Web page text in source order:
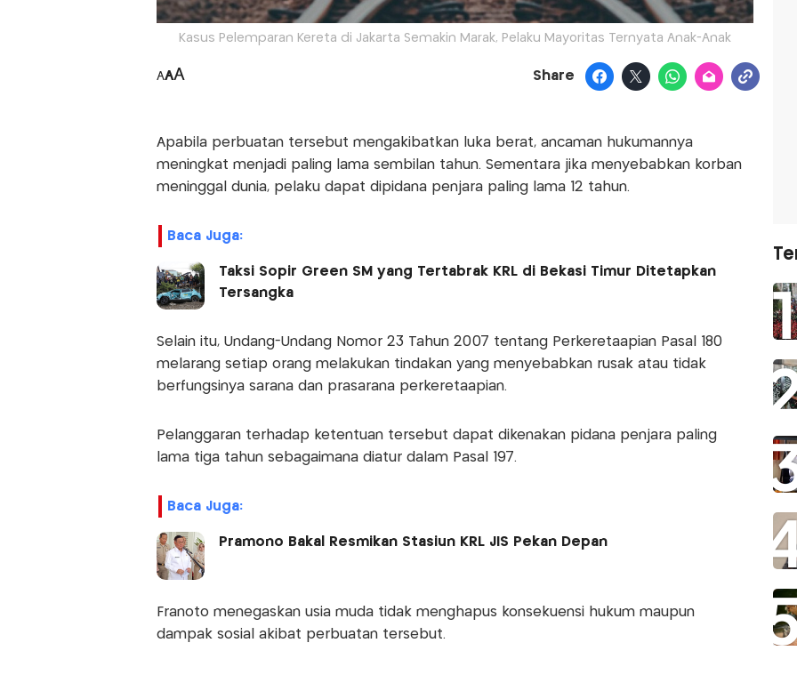
Kasus Pelemparan Kereta di Jakarta Semakin Marak, Pelaku Mayoritas Ternyata Anak-Anak
AAA Share
Apabila perbuatan tersebut mengakibatkan luka berat, ancaman hukumannya
meningkat menjadi paling lama sembilan tahun. Sementara jika menyebabkan korban
meninggal dunia, pelaku dapat dipidana penjara paling lama 12 tahun.
Baca Juga:
Taksi Sopir Green SM yang Tertabrak KRL di Bekasi Timur Ditetapkan
Tersangka
Selain itu, Undang-Undang Nomor 23 Tahun 2007 tentang Perkeretaapian Pasal 180
melarang setiap orang melakukan tindakan yang menyebabkan rusak atau tidak
berfungsinya sarana dan prasarana perkeretaapian.
Pelanggaran terhadap ketentuan tersebut dapat dikenakan pidana penjara paling
lama tiga tahun sebagaimana diatur dalam Pasal 197.
Baca Juga:
Pramono Bakal Resmikan Stasiun KRL JIS Pekan Depan
Franoto menegaskan usia muda tidak menghapus konsekuensi hukum maupun
dampak sosial akibat perbuatan tersebut.